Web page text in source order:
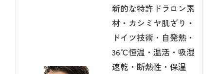
新的な特許ドラロン素
材・カシミヤ肌ざり・
ドイツ技術・自発熱・
36℃恒温・温活・吸湿
速乾・断熱性・保温